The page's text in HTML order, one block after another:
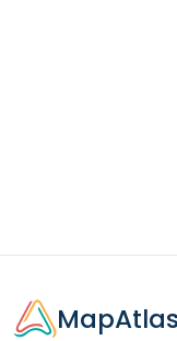
MapAtlas